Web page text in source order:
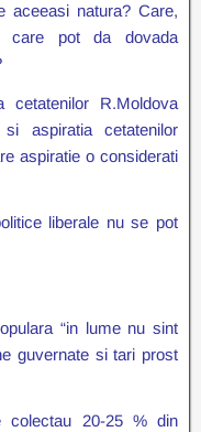
aceeasi natura? Care,
care pot da dovada
R.Moldova
aspiratia cetatenilor
aspiratie o considerati
liberale nu se pot
“in lume nu sint
guvernate si tari prost
colectau 20-25 % din